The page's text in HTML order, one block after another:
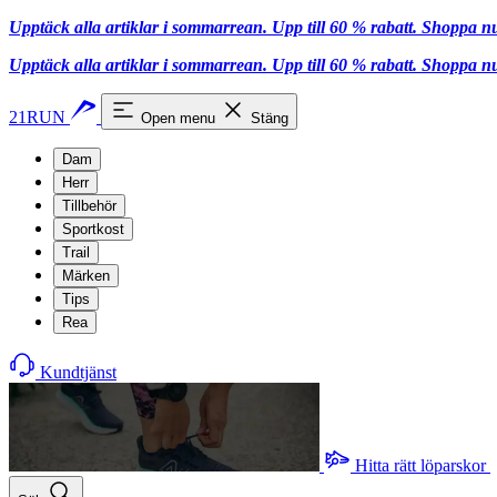
Upptäck alla artiklar i sommarrean. Upp till 60 % rabatt. Shoppa
Upptäck alla artiklar i sommarrean. Upp till 60 % rabatt. Shoppa
21RUN Open menu Stäng
Dam
Herr
Tillbehör
Sportkost
Trail
Märken
Tips
Rea
Kundtjänst
Hitta rätt löparskor